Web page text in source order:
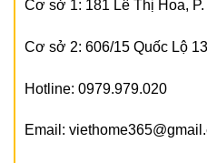
Cơ sở 1: 181 Lê Thị Hoa,
Cơ sở 2: 606/15 Quốc Lộ
Hotline: 0979.979.020
Email: